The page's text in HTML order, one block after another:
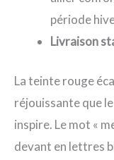
période
Livraison
La teinte rouge
réjouissante que
inspire. Le mot «
devant en lettres